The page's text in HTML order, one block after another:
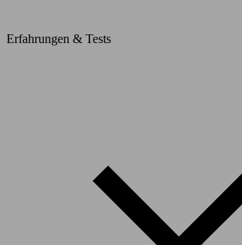
Erfahrungen & Tests